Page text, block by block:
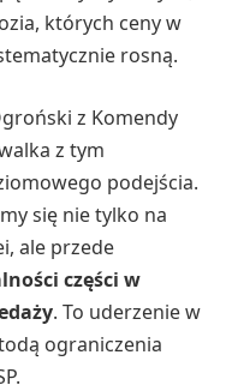
których ceny w
rosną.
z Komendy
z tym
podejścia.
się nie tylko na
ale przede
części w
. To uderzenie w
ograniczenia